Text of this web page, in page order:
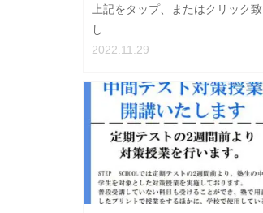
上記をタップ、またはクリック致
し...
2022.11.29